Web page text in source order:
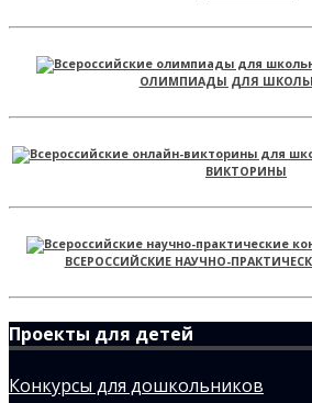
ОЛИМПИАДЫ ДЛЯ
ВИКТОРИНЫ
ВСЕРОССИЙСКИЕ НАУЧНО-
Проекты для детей
Конкурсы для дошкольников